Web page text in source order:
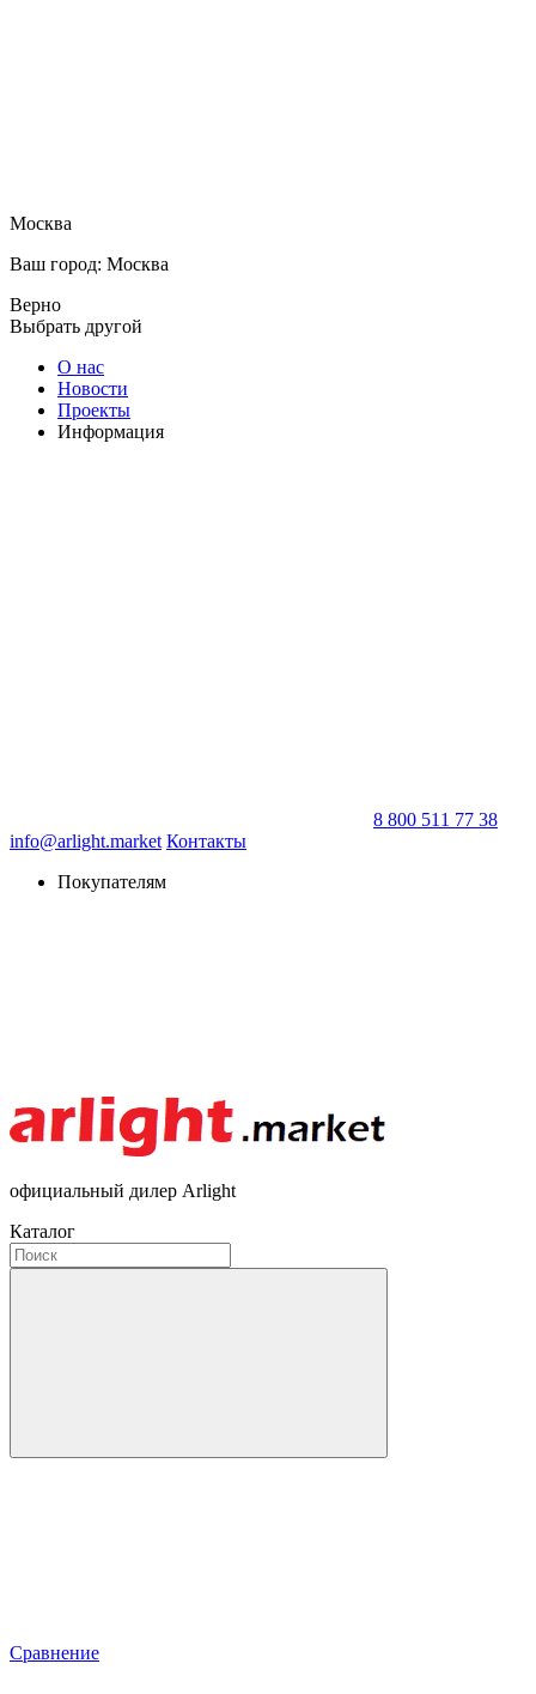
Москва
Ваш город: Москва
Верно
Выбрать другой
О нас
Новости
Проекты
Информация
8 800 511 77 38
info@arlight.market Контакты
Покупателям
официальный дилер Arlight
Каталог
Сравнение